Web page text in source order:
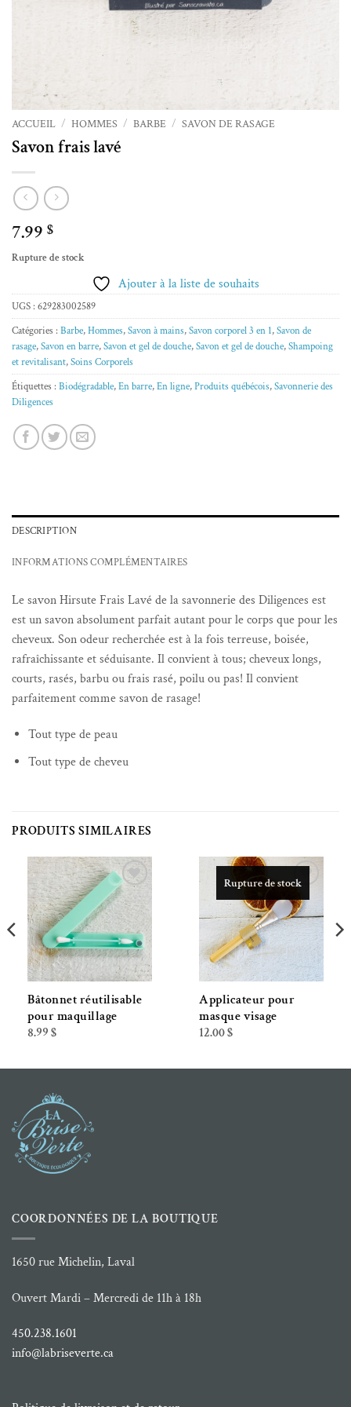
ACCUEIL / HOMMES / BARBE / SAVON DE RASAGE
Savon frais lavé
7.99 $
Rupture de stock
Ajouter à la liste de souhaits
UGS : 629283002589
Catégories : Barbe,Hommes,Savon à mains,Savon corporel 3 en 1,Savon de
rasage,Savon en barre,Savon et gel de douche,Savon et gel de douche,Shampoing
et revitalisant,Soins Corporels
Étiquettes : Biodégradable,En barre,En ligne,Produits québécois,Savonnerie des
Diligences
DESCRIPTION
INFORMATIONS COMPLÉMENTAIRES
Le savon Hirsute Frais Lavé de la savonnerie des Diligences est
est un savon absolument parfait autant pour le corps que pour les
cheveux. Son odeur recherchée est à la fois terreuse, boisée,
rafraîchissante et séduisante. Il convient à tous; cheveux longs,
courts, rasés, barbu ou frais rasé, poilu ou pas! Il convient
parfaitement comme savon de rasage!
Tout type de peau
Tout type de cheveu
PRODUITS SIMILAIRES
Ajouter à la liste de souhaits
Bâtonnet réutilisable
pour maquillage
8.99 $
Rupture de stock
Applicateur pour
masque visage
12.00$
COORDONNÉES DE LA BOUTIQUE
1650 rue Michelin, Laval
Ouvert Mardi – Mercredi de 11h à 18h
450.238.1601
info@labriseverte.ca